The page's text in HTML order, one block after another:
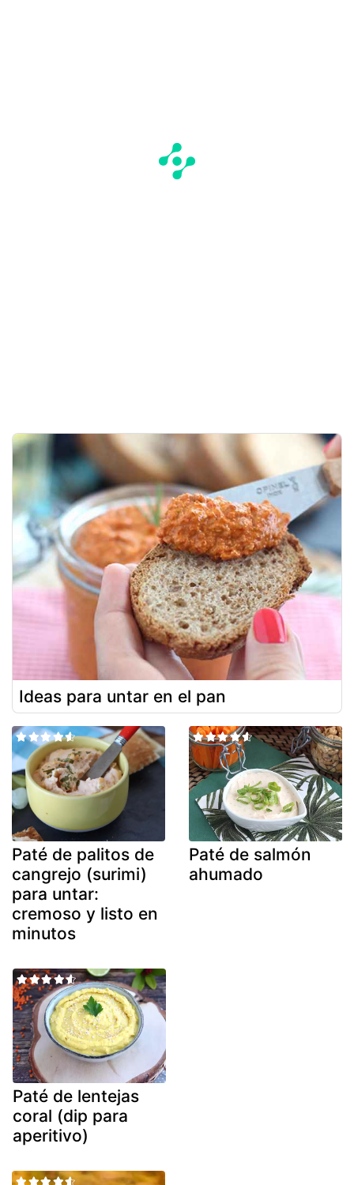
Ideas para untar en el pan
Paté de palitos de
cangrejo (surimi)
para untar:
cremoso y listo en
minutos
Paté de salmón
ahumado
Paté de lentejas
coral (dip para
aperitivo)